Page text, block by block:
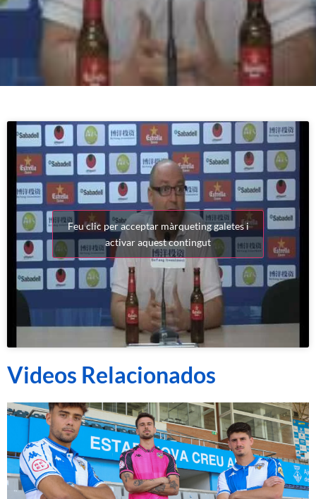
Feu clic per acceptar màrqueting galetes i
activar aquest contingut
Videos Relacionados